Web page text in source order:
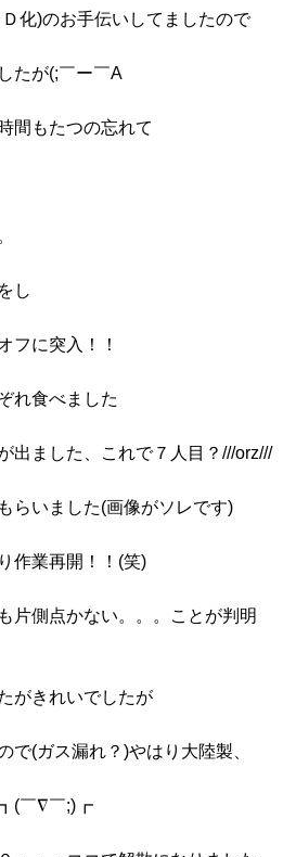
化)のお手伝いしてましたので
たが(;￣ー￣A
間もたつの忘れて
し
フに突入！！
れ食べました
出ました、これで７人目？///orz///
らいました(画像がソレです)
作業再開！！(笑)
片側点かない。。。ことが判明
がきれいでしたが
で(ガス漏れ？)やはり大陸製、
┓(￣∇￣;)┏